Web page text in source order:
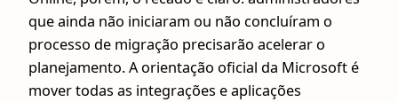
que ainda não iniciaram ou não concluíram o
processo de migração precisarão acelerar o
planejamento. A orientação oficial da Microsoft é
mover todas as integrações e aplicações